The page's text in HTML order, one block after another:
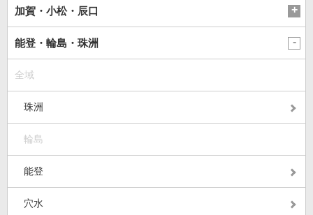
加賀・小松・辰口
能登・輪島・珠洲
全域
珠洲
輪島
能登
穴水